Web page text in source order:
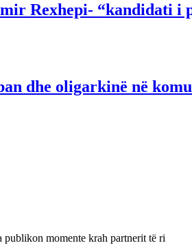
Rexhepi- “kandidati
dhe oligarkinë në
momente krah partnerit të ri